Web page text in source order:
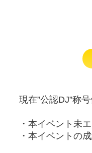
現在”公認DJ”称
・本イベント未
・本イベントの